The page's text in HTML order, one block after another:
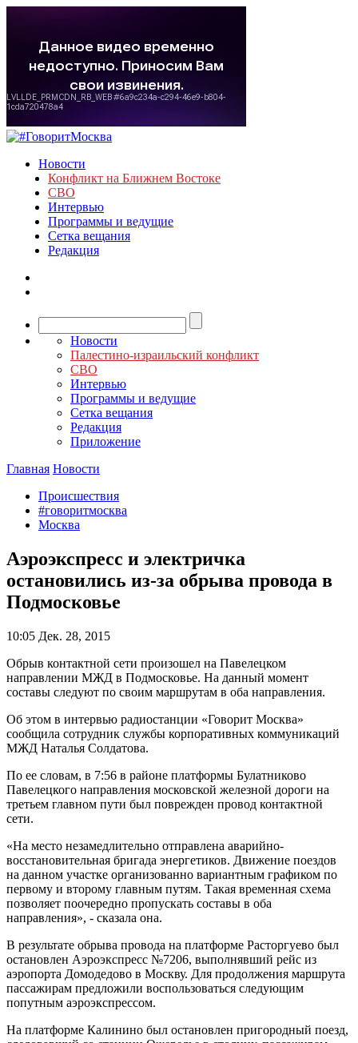
Новости
Конфликт на Ближнем Востоке
СВО
Интервью
Программы и ведущие
Сетка вещания
Редакция
Новости
Палестино-израильский конфликт
СВО
Интервью
Программы и ведущие
Сетка вещания
Редакция
Приложение
Главная Новости
Происшествия
#говоритмосква
Москва
Аэроэкспресс и электричка
остановились из-за обрыва провода в
Подмосковье
10:05 Дек. 28, 2015
Обрыв контактной сети произошел на Павелецком
направлении МЖД в Подмосковье. На данный момент
составы следуют по своим маршрутам в оба направления.
Об этом в интервью радиостанции «Говорит Москва»
сообщила сотрудник службы корпоративных коммуникаций
МЖД Наталья Солдатова.
По ее словам, в 7:56 в районе платформы Булатниково
Павелецкого направления московской железной дороги на
третьем главном пути был поврежден провод контактной
сети.
«На место незамедлительно отправлена аварийно-
восстановительная бригада энергетиков. Движение поездов
на данном участке организованно вариантным графиком по
первому и второму главным путям. Такая временная схема
позволяет поочередно пропускать составы в оба
направления», - сказала она.
В результате обрыва провода на платформе Расторгуево был
остановлен Аэроэкспресс №7206, выполнявший рейс из
аэропорта Домодедово в Москву. Для продолжения маршрута
пассажирам предложили воспользоваться следующим
попутным аэроэкспрессом.
На платформе Калинино был остановлен пригородный поезд,